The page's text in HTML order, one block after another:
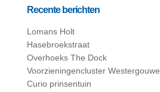
Recente berichten
Lomans Holt
Hasebroekstraat
Overhoeks The Dock
Voorzieningencluster Westergouwe
Curio prinsentuin